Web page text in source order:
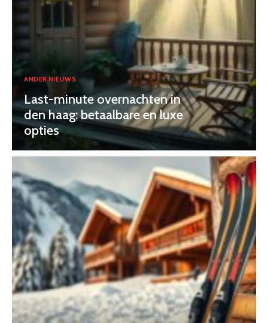
ANDER NIEUWS
Last-minute overnachten in
den haag: betaalbare en luxe
opties